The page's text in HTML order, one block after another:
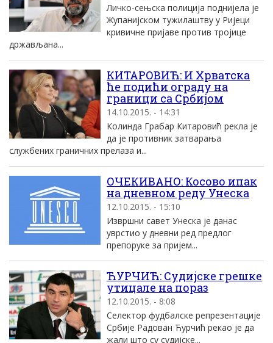
Личко-сењска полиција поднијела је
Жупанијском тужилаштву у Ријеци
кривичне пријаве против тројице
држављана...
КИТАРОВИЋ: И Хрватска
ће подићи ограду на
граници са Србијом
14.10.2015. - 14:31
Колинда Грабар Китаровић рекла је
да је противник затварања
службених граничних прелаза и...
ОЧЕКИВАНО: Косово ипак
на дневном реду Унеска
12.10.2015. - 15:10
Извршни савет Унеска је данас
уврстио у дневни ред предлог
препоруке за пријем...
ЋУРЧИЋ: Судијске грешке
утицале на пораз
12.10.2015. - 8:08
Селектор фудбалске репрезентације
Србије Радован Ћурчић рекао је да
жали што су судијске...